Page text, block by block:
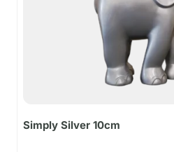
Simply Silver 10cm